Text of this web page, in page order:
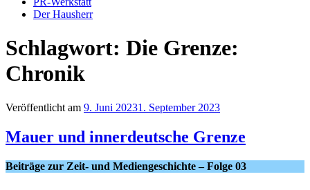
Der Hausherr
Schlagwort: Die Grenze:
Chronik
Veröffentlicht am 9. Juni 20231. September 2023
Mauer und innerdeutsche Grenze
Beiträge zur Zeit- und Mediengeschichte – Folge 03